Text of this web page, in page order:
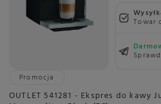
Towar
Promocja
OUTLET 541281 - Ekspres do kawy